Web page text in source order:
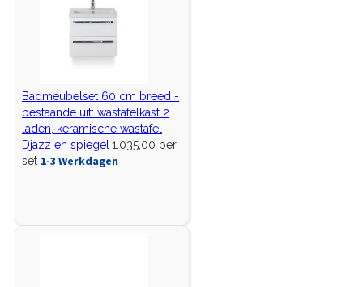
Badmeubelset 60 cm breed -
bestaande uit: wastafelkast 2
laden, keramische wastafel
Djazz en spiegel 1.035,00 per
set 1-3 Werkdagen